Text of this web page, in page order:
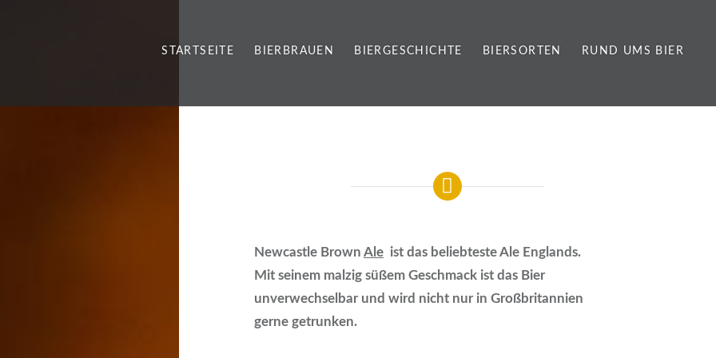
STARTSEITE BIERBRAUEN BIERGESCHICHTE BIERSORTEN RUND UMS BIER
Newcastle BrownAle ist das beliebteste Ale Englands.
Mit seinem malzig süßem Geschmack ist das Bier
unverwechselbar und wird nicht nur in Großbritannien
gerne getrunken.